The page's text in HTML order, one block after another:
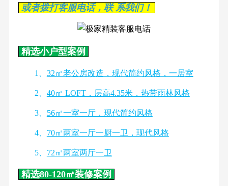
或者拨打客服电话，联 系我们！
精选小户型案例
1、 32㎡老公房改造，现代简约风格，一居室
2、 40㎡ LOFT，层高4.35米，热带雨林风格
3、 56㎡一室一厅，现代简约风格
4、 70㎡两室一厅一厨一卫，现代风格
5、 72㎡两室两厅一卫
精选80-120㎡装修案例